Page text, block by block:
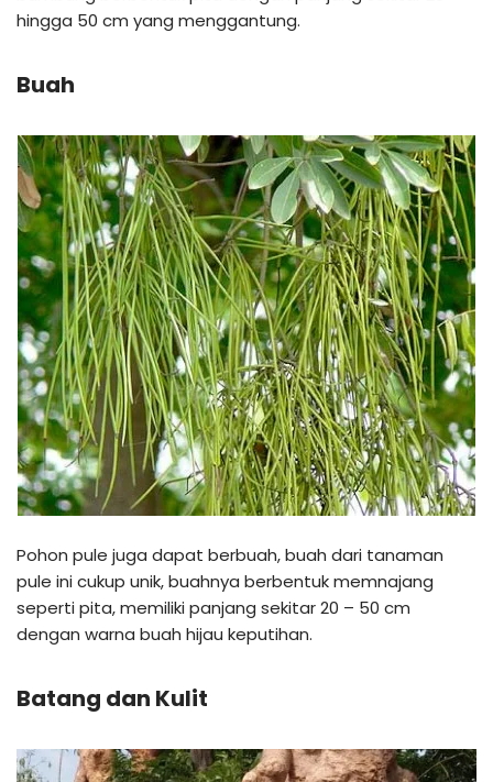
hingga 50 cm yang menggantung.
Buah
Pohon pule juga dapat berbuah, buah dari tanaman
pule ini cukup unik, buahnya berbentuk memnajang
seperti pita, memiliki panjang sekitar 20 – 50 cm
dengan warna buah hijau keputihan.
Batang dan Kulit